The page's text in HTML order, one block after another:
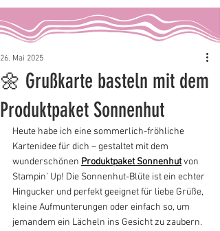
🌼 Grußkarte basteln mit dem
Produktpaket Sonnenhut
26. Mai 2025
Heute habe ich eine sommerlich-fröhliche
Kartenidee für dich – gestaltet mit dem
wunderschönen Produktpaket Sonnenhut von
Stampin’ Up! Die Sonnenhut-Blüte ist ein echter
Hingucker und perfekt geeignet für liebe Grüße,
kleine Aufmunterungen oder einfach so, um
jemandem ein Lächeln ins Gesicht zu zaubern.